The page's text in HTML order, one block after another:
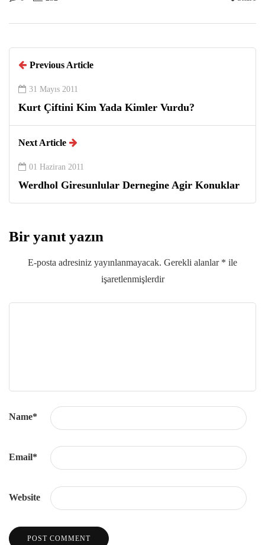
Previous Article
31 Mayıs 2011
Kurt Çiftini Kim Yada Kimler Vurdu?
Next Article
01 Haziran 2011
Werdhol Giresunlular Dernegine Agir Konuklar
Bir yanıt yazın
E-posta adresiniz yayınlanmayacak. Gerekli alanlar * ile
işaretlenmişlerdir
Name*
Email*
Website